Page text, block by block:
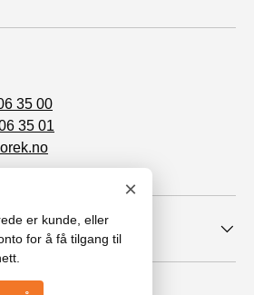
35 00
35 01
×
er kunde, eller
for å få tilgang til